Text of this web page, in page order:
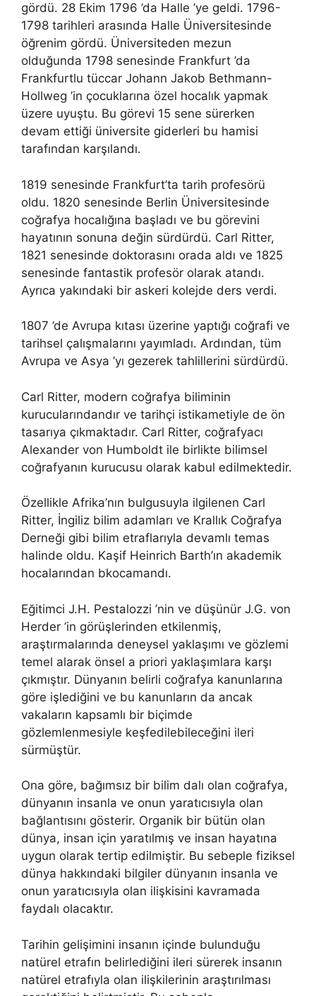
gördü. 28 Ekim 1796 ’da Halle ’ye geldi. 1796-
1798 tarihleri arasında Halle Üniversitesinde
öğrenim gördü. Üniversiteden mezun
olduğunda 1798 senesinde Frankfurt ’da
Frankfurtlu tüccar Johann Jakob Bethmann-
Hollweg ’in çocuklarına özel hocalık yapmak
üzere uyuştu. Bu görevi 15 sene sürerken
devam ettiği üniversite giderleri bu hamisi
tarafından karşılandı.
1819 senesinde Frankfurt’ta tarih profesörü
oldu. 1820 senesinde Berlin Üniversitesinde
coğrafya hocalığına başladı ve bu görevini
hayatının sonuna değin sürdürdü. Carl Ritter,
1821 senesinde doktorasını orada aldı ve 1825
senesinde fantastik profesör olarak atandı.
Ayrıca yakındaki bir askeri kolejde ders verdi.
1807 ’de Avrupa kıtası üzerine yaptığı coğrafi ve
tarihsel çalışmalarını yayımladı. Ardından, tüm
Avrupa ve Asya ’yı gezerek tahlillerini sürdürdü.
Carl Ritter, modern coğrafya biliminin
kurucularındandır ve tarihçi istikametiyle de ön
tasarıya çıkmaktadır. Carl Ritter, coğrafyacı
Alexander von Humboldt ile birlikte bilimsel
coğrafyanın kurucusu olarak kabul edilmektedir.
Özellikle Afrika’nın bulgusuyla ilgilenen Carl
Ritter, İngiliz bilim adamları ve Krallık Coğrafya
Derneği gibi bilim etraflarıyla devamlı temas
halinde oldu. Kaşif Heinrich Barth’ın akademik
hocalarından bkocamandı.
Eğitimci J.H. Pestalozzi ’nin ve düşünür J.G. von
Herder ’in görüşlerinden etkilenmiş,
araştırmalarında deneysel yaklaşımı ve gözlemi
temel alarak önsel a priori yaklaşımlara karşı
çıkmıştır. Dünyanın belirli coğrafya kanunlarına
göre işlediğini ve bu kanunların da ancak
vakaların kapsamlı bir biçimde
gözlemlenmesiyle keşfedilebileceğini ileri
sürmüştür.
Ona göre, bağımsız bir bilim dalı olan coğrafya,
dünyanın insanla ve onun yaratıcısıyla olan
bağlantısını gösterir. Organik bir bütün olan
dünya, insan için yaratılmış ve insan hayatına
uygun olarak tertip edilmiştir. Bu sebeple fiziksel
dünya hakkındaki bilgiler dünyanın insanla ve
onun yaratıcısıyla olan ilişkisini kavramada
faydalı olacaktır.
Tarihin gelişimini insanın içinde bulunduğu
natürel etrafın belirlediğini ileri sürerek insanın
natürel etrafıyla olan ilişkilerinin araştırılması